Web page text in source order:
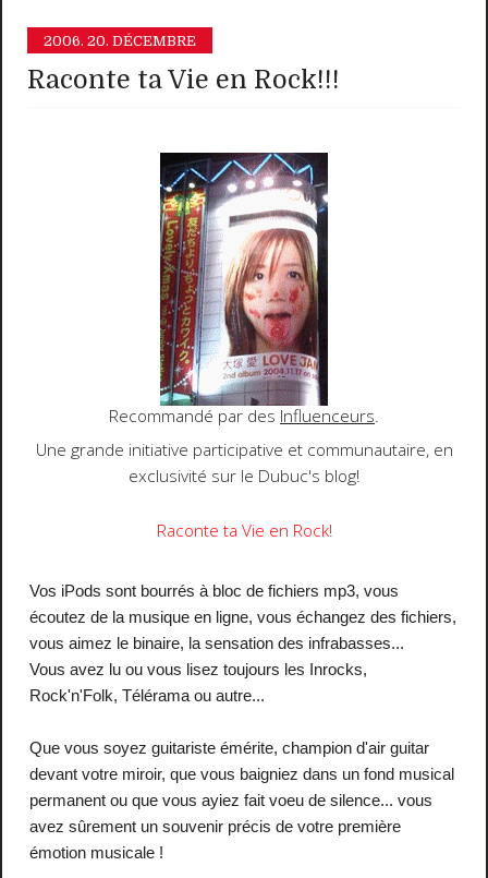
2006. 20. DÉCEMBRE
Raconte ta Vie en Rock!!!
Recommandé par des Influenceurs.
Une grande initiative participative et communautaire, en
exclusivité sur le Dubuc's blog!
Raconte ta Vie en Rock!
Vos iPods sont bourrés à bloc de fichiers mp3, vous
écoutez de la musique en ligne, vous échangez des fichiers,
vous aimez le binaire, la sensation des infrabasses...
Vous avez lu ou vous lisez toujours les Inrocks,
Rock'n'Folk, Téléramaou autre...
Que vous soyez guitariste émérite, champion d'air guitar
devant votre miroir, que vous baigniez dans un fond musical
permanent ou que vous ayiez fait voeu de silence... vous
avez sûrement un souvenir précis de votre première
émotion musicale !